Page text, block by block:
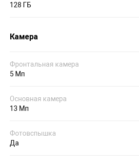
128 ГБ
Камера
Фронтальная камера
5 Мп
Основная камера
13 Мп
Фотовспышка
Да